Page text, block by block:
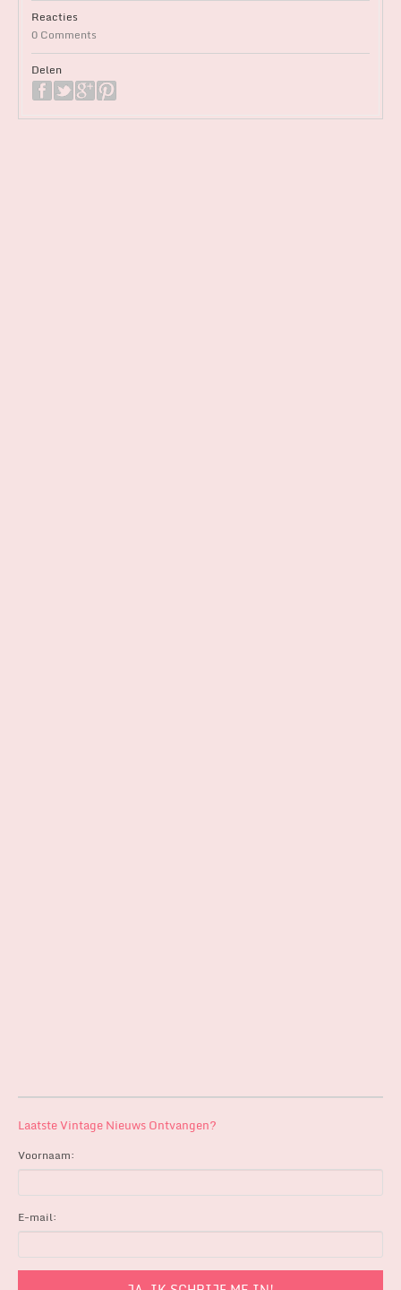
Reacties
0 Comments
Delen
Laatste Vintage Nieuws Ontvangen?
Voornaam:
E-mail: